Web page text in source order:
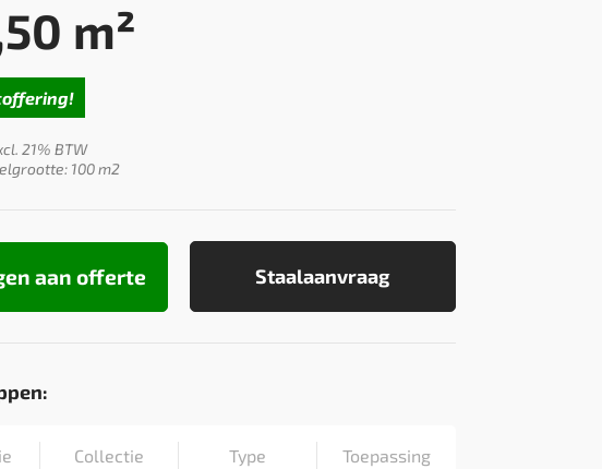
m²
21% BTW
100 m2
Staalaanvraag
aan offerte
Collectie
Type
Toepassing